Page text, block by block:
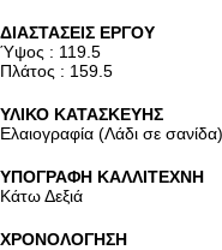
ΔΙΑΣΤΑΣΕΙΣ ΕΡΓΟΥ
Ύψος : 119.5
Πλάτος : 159.5
ΥΛΙΚΟ ΚΑΤΑΣΚΕΥΗΣ
Ελαιογραφία (Λάδι σε σανίδα)
ΥΠΟΓΡΑΦΗ ΚΑΛΛΙΤΕΧΝΗ
Κάτω Δεξιά
ΧΡΟΝΟΛΟΓΗΣΗ